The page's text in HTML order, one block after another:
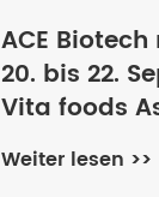
ACE
20. bis 22.
Vita foods
Ingredients
Thailand,
Weiter lesen >>